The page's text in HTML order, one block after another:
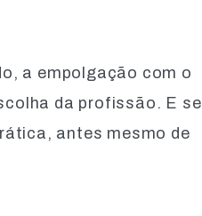
a empolgação com o
da profissão. E se
antes mesmo de